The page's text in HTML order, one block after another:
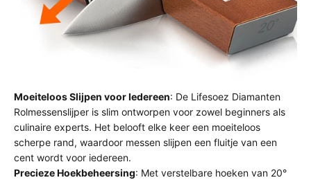
Moeiteloos Slijpen voor Iedereen: De Lifesoez Diamanten
Rolmessenslijper is slim ontworpen voor zowel beginners als
culinaire experts. Het belooft elke keer een moeiteloos
scherpe rand, waardoor messen slijpen een fluitje van een
cent wordt voor iedereen.
Precieze Hoekbeheersing: Met verstelbare hoeken van 20°